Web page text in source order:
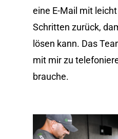
eine E-Mail mit
Schritten zurück,
lösen kann. Das
mit mir zu
brauche.